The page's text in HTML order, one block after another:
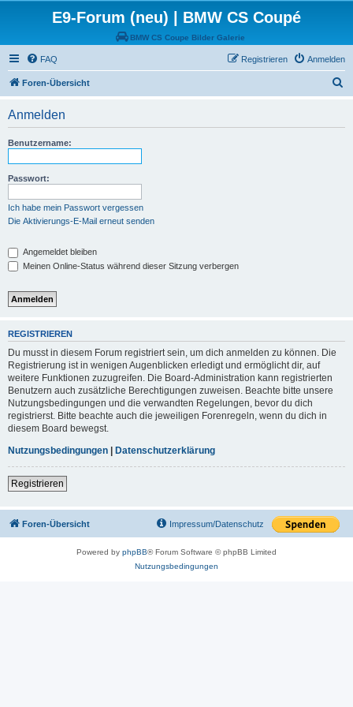
E9-Forum (neu) | BMW CS Coupé
BMW CS Coupe Bilder Galerie
FAQ Anmelden
Registrieren
Foren-Übersicht
Anmelden
Benutzername:
Passwort:
Ich habe mein Passwort vergessen
Die Aktivierungs-E-Mail erneut senden
Angemeldet bleiben
Meinen Online-Status während dieser Sitzung verbergen
REGISTRIEREN
Du musst in diesem Forum registriert sein, um dich anmelden zu können. Die
Registrierung ist in wenigen Augenblicken erledigt und ermöglicht dir, auf
weitere Funktionen zuzugreifen. Die Board-Administration kann registrierten
Benutzern auch zusätzliche Berechtigungen zuweisen. Beachte bitte unsere
Nutzungsbedingungen und die verwandten Regelungen, bevor du dich
registrierst. Bitte beachte auch die jeweiligen Forenregeln, wenn du dich in
diesem Board bewegst.
Nutzungsbedingungen | Datenschutzerklärung
Registrieren
Foren-Übersicht Impressum/Datenschutz
Powered by phpBB® Forum Software © phpBB Limited
Nutzungsbedingungen